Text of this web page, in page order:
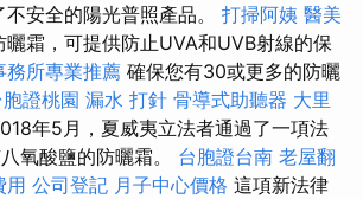
安全的陽光普照產品。 打掃阿姨 醫美
曬霜，可提供防止UVA和UVB射線的保
務所專業推薦 確保您有30或更多的防曬
胞證桃園 漏水 打針 骨導式助聽器 大里
年5月，夏威夷立法者通過了一項法
氧酸鹽的防曬霜。 台胞證台南 老屋翻
用 公司登記 月子中心價格 這項新法律